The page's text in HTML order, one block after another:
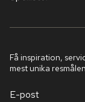
Få inspiration,
mest unika
E-post